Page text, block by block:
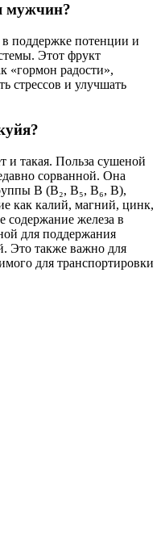
мужчин?
поддержке потенции и
Этот фрукт
«гормон радости»,
стрессов и улучшать
и такая. Польза сушеной
сорванной. Она
B (B₂, B₅, B₆, B),
как калий, магний, цинк,
содержание железа в
для поддержания
Это также важно для
для транспортировки